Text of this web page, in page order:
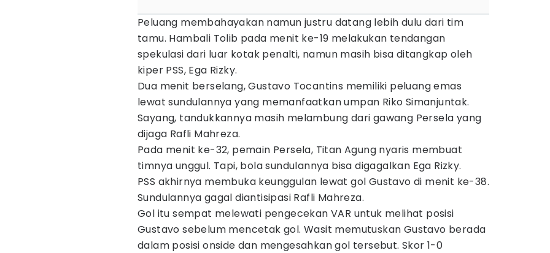
Peluang membahayakan namun justru datang lebih dulu dari tim
tamu. Hambali Tolib pada menit ke-19 melakukan tendangan
spekulasi dari luar kotak penalti, namun masih bisa ditangkap oleh
kiper PSS, Ega Rizky.
Dua menit berselang, Gustavo Tocantins memiliki peluang emas
lewat sundulannya yang memanfaatkan umpan Riko Simanjuntak.
Sayang, tandukkannya masih melambung dari gawang Persela yang
dijaga Rafli Mahreza.
Pada menit ke-32, pemain Persela, Titan Agung nyaris membuat
timnya unggul. Tapi, bola sundulannya bisa digagalkan Ega Rizky.
PSS akhirnya membuka keunggulan lewat gol Gustavo di menit ke-38.
Sundulannya gagal diantisipasi Rafli Mahreza.
Gol itu sempat melewati pengecekan VAR untuk melihat posisi
Gustavo sebelum mencetak gol. Wasit memutuskan Gustavo berada
dalam posisi onside dan mengesahkan gol tersebut. Skor 1-0